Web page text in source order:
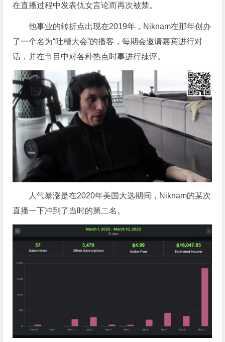
在直播过程中发表仇女言论而再次被禁。
他事业的转折点出现在2019年，Niknam在那年创办
了一个名为“吐槽大会”的播客，每期会邀请嘉宾进行对
话，并在节目中对各种热点时事进行辣评。
人气暴涨是在2020年美国大选期间，Niknam的某次
直播一下冲到了当时的第二名。